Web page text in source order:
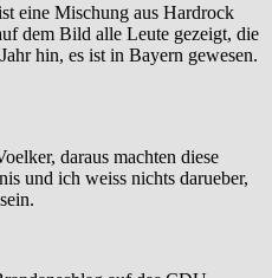
eine Mischung aus Hardrock
dem Bild alle Leute gezeigt, die
hin, es ist in Bayern gewesen.
daraus machten diese
und ich weiss nichts darueber,